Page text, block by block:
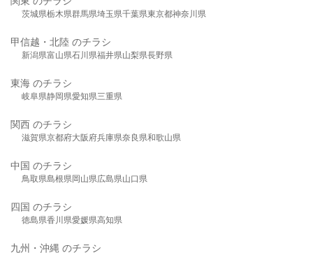
茨城県栃木県群馬県埼玉県千葉県東京都神奈川県
甲信越・北陸 のチラシ
新潟県富山県石川県福井県山梨県長野県
東海 のチラシ
岐阜県静岡県愛知県三重県
関西 のチラシ
滋賀県京都府大阪府兵庫県奈良県和歌山県
中国 のチラシ
鳥取県島根県岡山県広島県山口県
四国 のチラシ
徳島県香川県愛媛県高知県
九州・沖縄 のチラシ